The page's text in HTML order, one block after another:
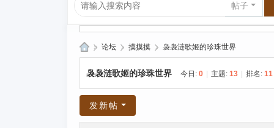
帖子
P
» 论坛 › 摸摸摸 › 袅袅涟歌姬的珍珠世界
袅袅涟歌姬的珍珠世界 今日: 0 主题: 13 排名: 11
发新帖